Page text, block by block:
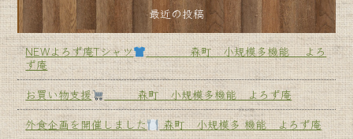
最近の投稿
NEWよろず庵Tシャツ
森町 小規模多機能 よろ
ず庵
お買い物支援
森町 小規模多機能 よろず庵
外食企画を開催しました
森町 小規模多 機能 よろず庵